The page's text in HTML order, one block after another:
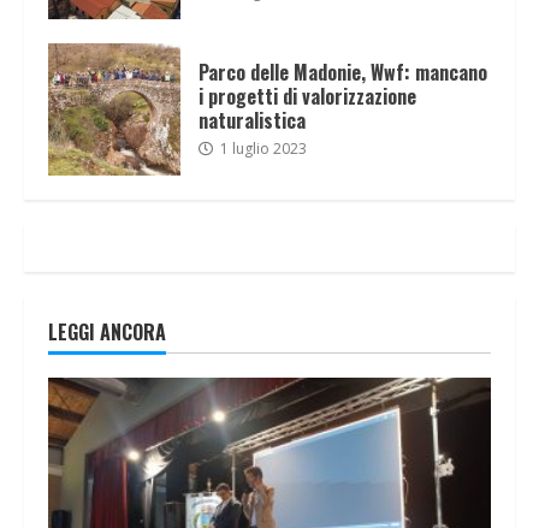
Parco delle Madonie, Wwf: mancano
i progetti di valorizzazione
naturalistica
1 luglio 2023
LEGGI ANCORA